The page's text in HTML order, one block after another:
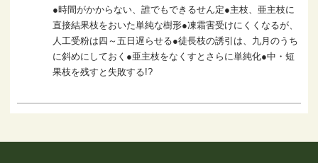
●時間がかからない、誰でもできるせん定●主枝、亜主枝に
直接結果枝をおいた単純な樹形●凍霜害受けにくくなるが、
人工受粉は四～五日遅らせる●徒長枝の誘引は、九月のうち
に斜めにしておく●亜主枝をなくすとさらに単純化●中・短
果枝を残すと失敗する!?